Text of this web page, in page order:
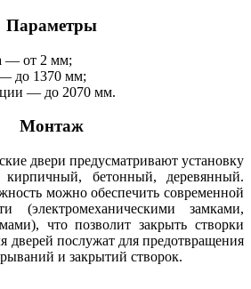
Параметры
— от 2 мм;
до 1370 мм;
— до 2070 мм.
Монтаж
двери предусматривают установку
бетонный, деревянный.
можно обеспечить современной
(электромеханическими замками,
что позволит закрыть створки
дверей послужат для предотвращения
и закрытий створок.